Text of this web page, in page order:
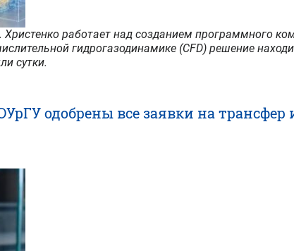
работает над созданием программного
гидрогазодинамике (CFD) решение
сутки.
одобрены все заявки на